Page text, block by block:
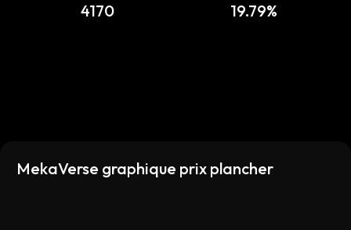
4170 19.79%
MekaVerse graphique prix plancher